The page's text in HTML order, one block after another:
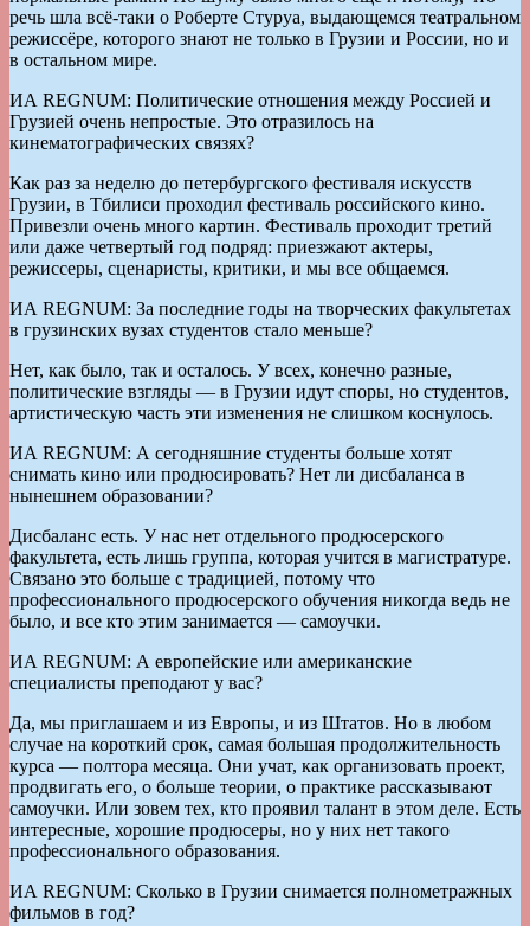
речь шла всё-таки о Роберте Стуруа, выдающемся театральном
режиссёре, которого знают не только в Грузии и России, но и
в остальном мире.
ИА REGNUM: Политические отношения между Россией и
Грузией очень непростые. Это отразилось на
кинематографических связях?
Как раз за неделю до петербургского фестиваля искусств
Грузии, в Тбилиси проходил фестиваль российского кино.
Привезли очень много картин. Фестиваль проходит третий
или даже четвертый год подряд: приезжают актеры,
режиссеры, сценаристы, критики, и мы все общаемся.
ИА REGNUM: За последние годы на творческих факультетах
в грузинских вузах студентов стало меньше?
Нет, как было, так и осталось. У всех, конечно разные,
политические взгляды — в Грузии идут споры, но студентов,
артистическую часть эти изменения не слишком коснулось.
ИА REGNUM: А сегодняшние студенты больше хотят
снимать кино или продюсировать? Нет ли дисбаланса в
нынешнем образовании?
Дисбаланс есть. У нас нет отдельного продюсерского
факультета, есть лишь группа, которая учится в магистратуре.
Связано это больше с традицией, потому что
профессионального продюсерского обучения никогда ведь не
было, и все кто этим занимается — самоучки.
ИА REGNUM: А европейские или американские
специалисты преподают у вас?
Да, мы приглашаем и из Европы, и из Штатов. Но в любом
случае на короткий срок, самая большая продолжительность
курса — полтора месяца. Они учат, как организовать проект,
продвигать его, о больше теории, о практике рассказывают
самоучки. Или зовем тех, кто проявил талант в этом деле. Есть
интересные, хорошие продюсеры, но у них нет такого
профессионального образования.
ИА REGNUM: Сколько в Грузии снимается полнометражных
фильмов в год?